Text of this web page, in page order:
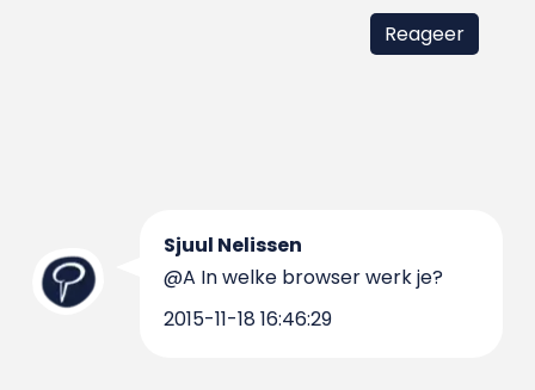
Sjuul Nelissen
@A In welke browser werk je?
2015-11-18 16:46:29